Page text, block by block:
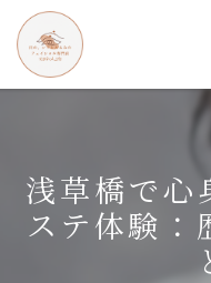
浅草橋で心
ステ体験：